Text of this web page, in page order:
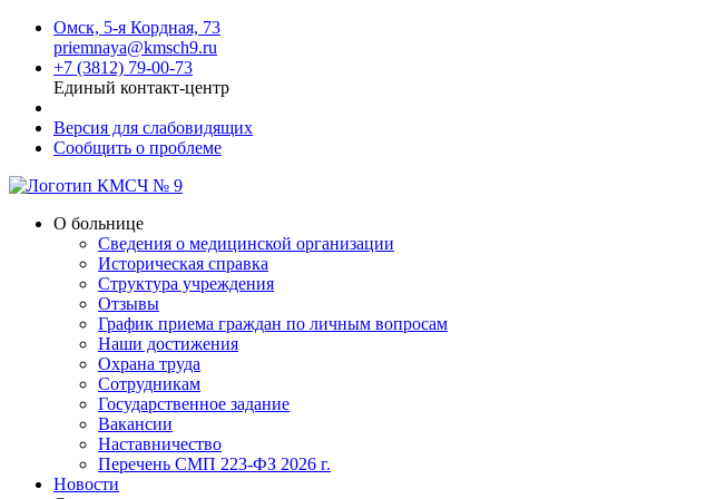
Омск, 5-я Кордная, 73
priemnaya@kmsch9.ru
+7 (3812) 79-00-73
Единый контакт-центр
Версия для слабовидящих
Сообщить о проблеме
О больнице
Сведения о медицинской организации
Историческая справка
Структура учреждения
Отзывы
График приема граждан по личным вопросам
Наши достижения
Охрана труда
Сотрудникам
Государственное задание
Вакансии
Наставничество
Перечень СМП 223-ФЗ 2026 г.
Новости